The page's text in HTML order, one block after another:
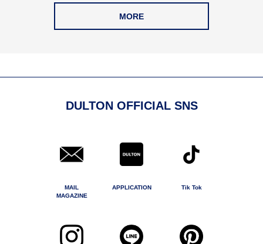
MORE
DULTON OFFICIAL SNS
MAIL
MAGAZINE
APPLICATION Tik Tok